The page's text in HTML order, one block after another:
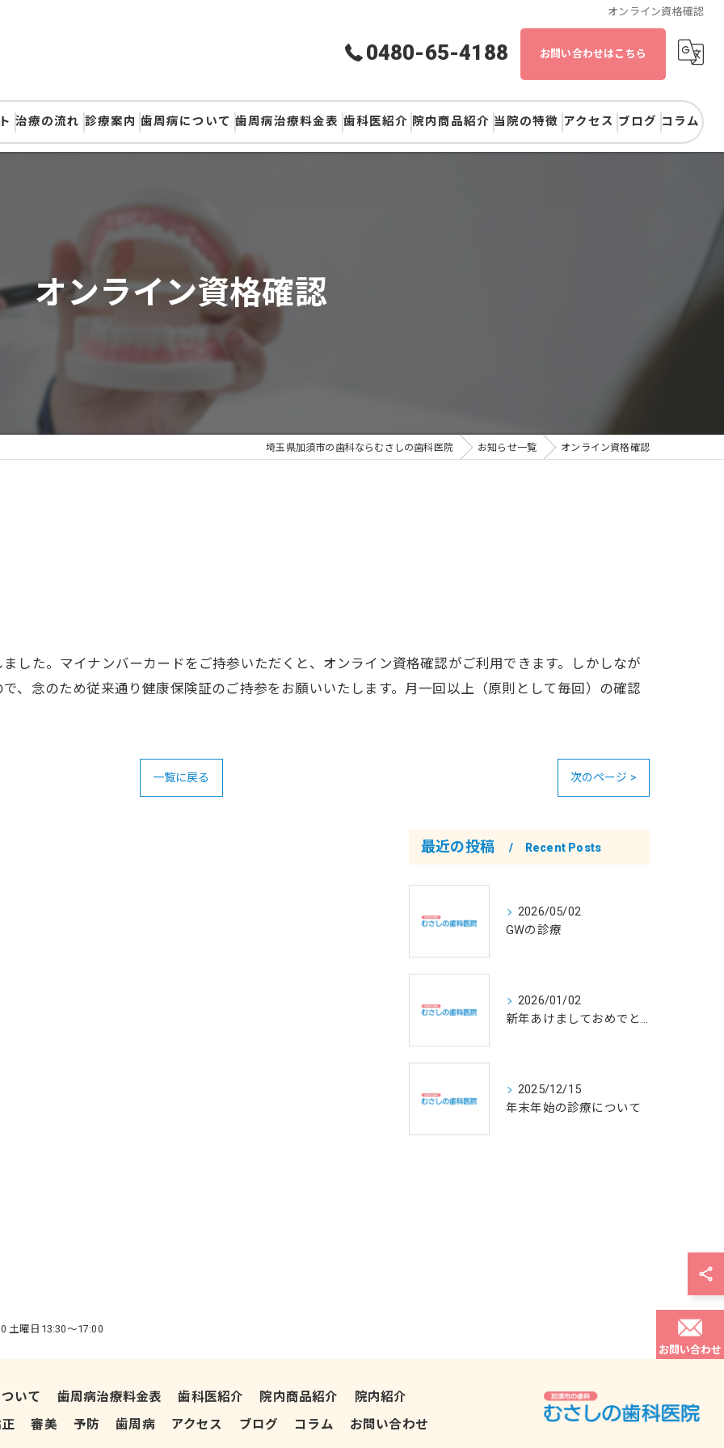
オンライン資格確認
0480-65-4188 お問い合わせはこちら
治療の流れ 診療案内 歯周病について 歯周病治療料金表 歯科医紹介 院内商品紹介 当院の特徴 アクセス ブログ コラム
オンライン資格確認
埼玉県加須市の歯科ならむさしの歯科医院 お知らせ一覧 オンライン資格確認
した。マイナンバーカードをご持参いただくと、オンライン資格確認がご利用できます。しかしなが
、念のため従来通り健康保険証のご持参をお願いいたします。月一回以上（原則として毎回）の確認
一覧に戻る 次のページ >
最近の投稿 Recent Posts
2026/05/02
GWの診療
2026/01/02
新年あけましておめでとうございます
2025/12/15
年末年始の診療について
土曜日13:30～17:00
お問い合わせ
いて 歯周病治療料金表 歯科医紹介 院内商品紹介
院内紹介
審美 予防 歯周病 アクセス ブログ コラム
お問い合わせ